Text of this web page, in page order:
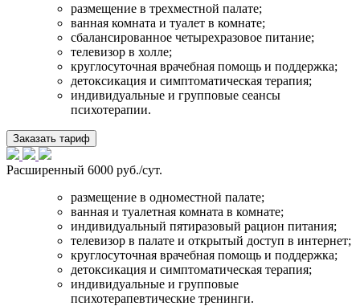
размещение в трехместной палате;
ванная комната и туалет в комнате;
сбалансированное четырехразовое питание;
телевизор в холле;
круглосуточная врачебная помощь и поддержка;
детоксикация и симптоматическая терапия;
индивидуальные и групповые сеансы
психотерапии.
Заказать тариф
Расширенный 6000 руб./сут.
размещение в одноместной палате;
ванная и туалетная комната в комнате;
индивидуальный пятиразовый рацион питания;
телевизор в палате и открытый доступ в интернет;
круглосуточная врачебная помощь и поддержка;
детоксикация и симптоматическая терапия;
индивидуальные и групповые
психотерапевтические тренинги.